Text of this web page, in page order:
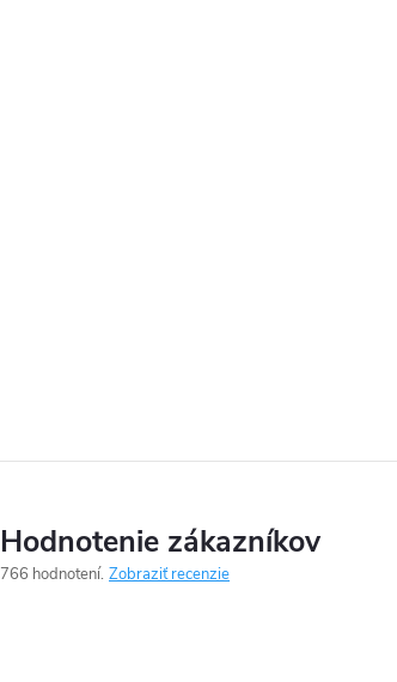
Hodnotenie zákazníkov
766 hodnotení Zobraziť recenzie